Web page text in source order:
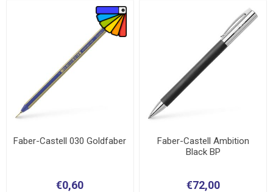
Faber-Castell 030 Goldfaber
€0,60
Faber-Castell Ambition
Black BP
€72,00